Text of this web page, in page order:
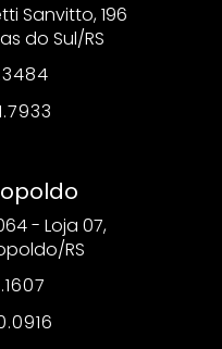
Sanvitto, 196
do Sul/RS
- Loja 07,
RS